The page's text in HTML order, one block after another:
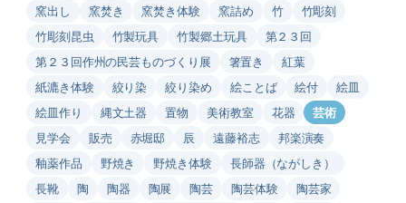
窯出し
窯焚き 窯焚き体験 窯詰め 竹
竹彫刻
竹彫刻昆虫
竹製玩具 竹製郷土玩具
第２３回
第２３回作州の民芸ものづくり展
箸置き
紅葉
紙漉き体験
絞り染 絞り染め 絵ことば 絵付
絵皿
絵皿作り
縄文土器 置物 美術教室 花器
芸術
見学会
販売 赤堀邸 辰 遠藤裕志
邦楽演奏
釉薬作品
野焼き 野焼き体験
長師器（ながしき）
長靴
陶 陶器 陶展 陶芸 陶芸体験
陶芸家